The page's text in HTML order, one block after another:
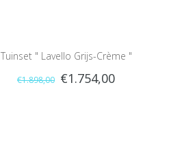
Tuinset " Lavello Grijs-Crème "
€1.898,00 €1.754,00